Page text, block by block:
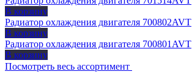
В корзину
Радиатор охлаждения двигателя 700802AVT
В корзину
Радиатор охлаждения двигателя 700801AVT
В корзину
Посмотреть весь ассортимент